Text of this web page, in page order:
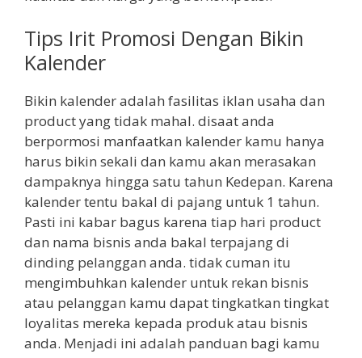
Tips Irit Promosi Dengan Bikin
Kalender
Bikin kalender adalah fasilitas iklan usaha dan
product yang tidak mahal. disaat anda
berpormosi manfaatkan kalender kamu hanya
harus bikin sekali dan kamu akan merasakan
dampaknya hingga satu tahun Kedepan. Karena
kalender tentu bakal di pajang untuk 1 tahun.
Pasti ini kabar bagus karena tiap hari product
dan nama bisnis anda bakal terpajang di
dinding pelanggan anda. tidak cuman itu
mengimbuhkan kalender untuk rekan bisnis
atau pelanggan kamu dapat tingkatkan tingkat
loyalitas mereka kepada produk atau bisnis
anda. Menjadi ini adalah panduan bagi kamu